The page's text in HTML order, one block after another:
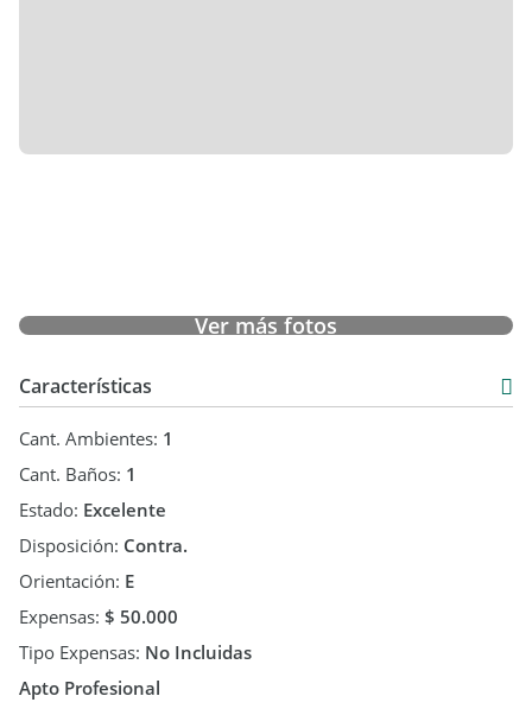
Ver más fotos
Características
Cant. Ambientes: 1
Cant. Baños: 1
Estado: Excelente
Disposición: Contra.
Orientación: E
Expensas: $ 50.000
Tipo Expensas: No Incluidas
Apto Profesional